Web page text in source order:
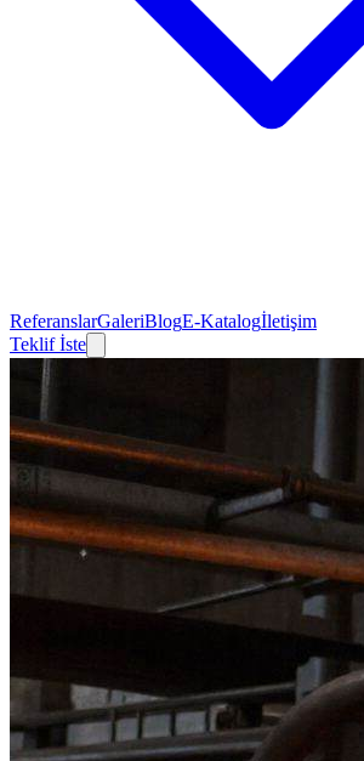
ReferanslarGaleriBlogE-Katalogİletişim
Teklif İste